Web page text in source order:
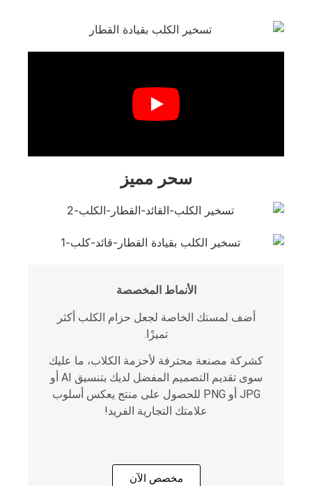
سحر مميز
الأنماط المخصصة
أضف لمستك الخاصة لجعل حزام الكلب أكثر
تميزًا.
كشركة مصنعة محترفة لأحزمة الكلاب، ما عليك
سوى تقديم التصميم المفضل لديك بتنسيق AI أو
JPG أو PNG للحصول على منتج يعكس أسلوب
علامتك التجارية الفريد!
مخصص الآن